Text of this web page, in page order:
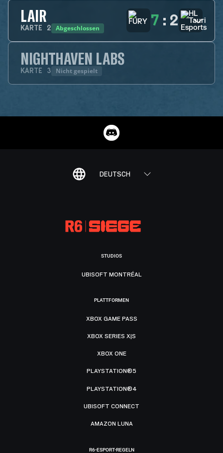
LAIR
KARTE 2 Abgeschlossen 7 : 2
NIGHTHAVEN LABS
KARTE 3 Nicht gespielt
DEUTSCH
STUDIOS
UBISOFT MONTRÉAL
PLATTFORMEN
XBOX GAME PASS
XBOX SERIES X|S
XBOX ONE
PLAYSTATION®5
PLAYSTATION®4
UBISOFT CONNECT
AMAZON LUNA
R6-ESPORT-REGELN